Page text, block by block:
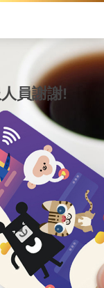
員謝謝!